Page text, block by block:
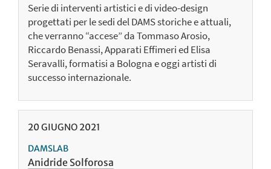
Serie di interventi artistici e di video-design
progettati per le sedi del DAMS storiche e attuali,
che verranno “accese” da Tommaso Arosio,
Riccardo Benassi, Apparati Effimeri ed Elisa
Seravalli, formatisi a Bologna e oggi artisti di
successo internazionale.
20GIUGNO 2021
DAMSLAB
Anidride Solforosa